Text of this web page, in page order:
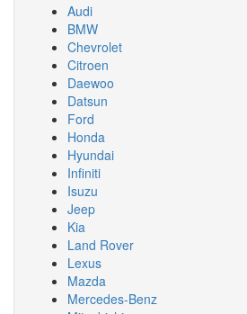
Audi
BMW
Chevrolet
Citroen
Daewoo
Datsun
Ford
Honda
Hyundai
Infiniti
Isuzu
Jeep
Kia
Land Rover
Lexus
Mazda
Mercedes-Benz